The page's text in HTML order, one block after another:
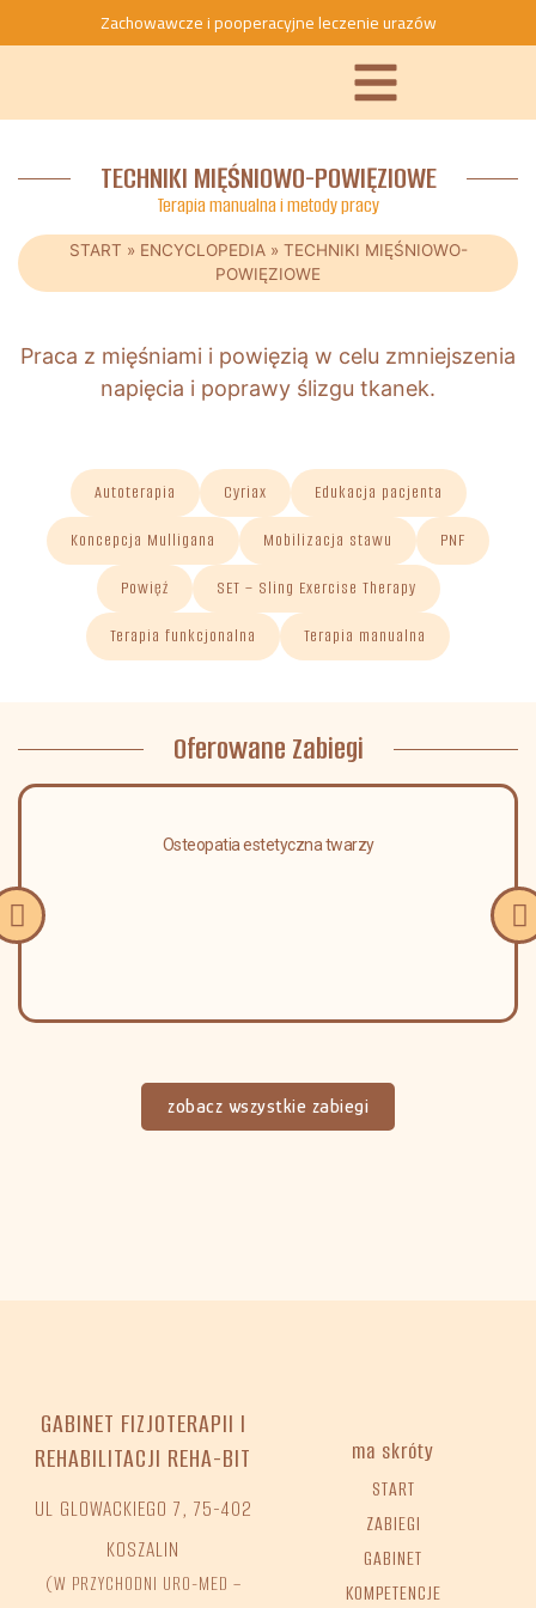
Zachowawcze i pooperacyjne leczenie urazów
TECHNIKI MIĘŚNIOWO-POWIĘZIOWE
Terapia manualna i metody pracy
START » ENCYCLOPEDIA» TECHNIKI MIĘŚNIOWO-
POWIĘZIOWE
Praca z mięśniami i powięzią w celu zmniejszenia
napięcia i poprawy ślizgu tkanek.
Autoterapia Cyriax Edukacja pacjenta
Koncepcja Mulligana Mobilizacja stawu PNF
Powięź SET – Sling Exercise Therapy
Terapia funkcjonalna Terapia manualna
Oferowane Zabiegi
Osteopatia estetyczna twarzy
zobacz wszystkie zabiegi
GABINET FIZJOTERAPII I
REHABILITACJI REHA-BIT
UL GLOWACKIEGO 7, 75-402
KOSZALIN
(W PRZYCHODNI URO-MED –
ma skróty
START
ZABIEGI
GABINET
KOMPETENCJE